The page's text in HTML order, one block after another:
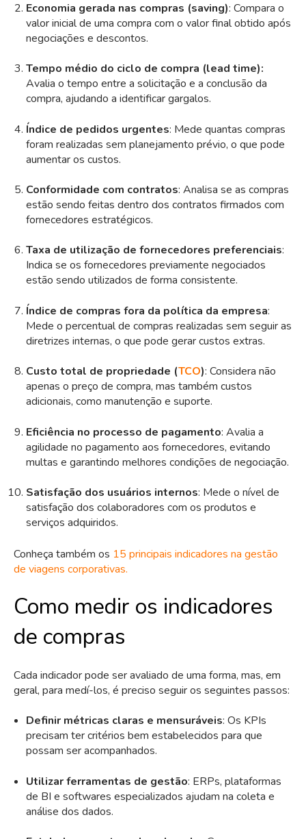
Economia gerada nas compras (saving): Compara o
valor inicial de uma compra com o valor final obtido após
negociações e descontos.
Tempo médio do ciclo de compra (lead time):
Avalia o tempo entre a solicitação e a conclusão da
compra, ajudando a identificar gargalos.
Índice de pedidos urgentes: Mede quantas compras
foram realizadas sem planejamento prévio, o que pode
aumentar os custos.
Conformidade com contratos: Analisa se as compras
estão sendo feitas dentro dos contratos firmados com
fornecedores estratégicos.
Taxa de utilização de fornecedores preferenciais:
Indica se os fornecedores previamente negociados
estão sendo utilizados de forma consistente.
Índice de compras fora da política da empresa:
Mede o percentual de compras realizadas sem seguir as
diretrizes internas, o que pode gerar custos extras.
Custo total de propriedade (TCO): Considera não
apenas o preço de compra, mas também custos
adicionais, como manutenção e suporte.
Eficiência no processo de pagamento: Avalia a
agilidade no pagamento aos fornecedores, evitando
multas e garantindo melhores condições de negociação.
Satisfação dos usuários internos: Mede o nível de
satisfação dos colaboradores com os produtos e
serviços adquiridos.
Conheça também os 15 principais indicadores na gestão
de viagens corporativas.
Como medir os indicadores
de compras
Cada indicador pode ser avaliado de uma forma, mas, em
geral, para medí-los, é preciso seguir os seguintes passos:
Definir métricas claras e mensuráveis: Os KPIs
precisam ter critérios bem estabelecidos para que
possam ser acompanhados.
Utilizar ferramentas de gestão: ERPs, plataformas
de BI e softwares especializados ajudam na coleta e
análise dos dados.